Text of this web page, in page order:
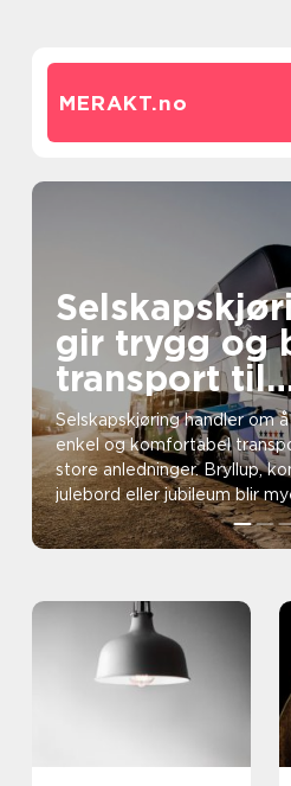
MERAKT.no
gir trygg og
transport til
Selskapskjøring handler om
enkel og komfortabel
store anledninger. Bryllup,
julebord eller jubileum blir